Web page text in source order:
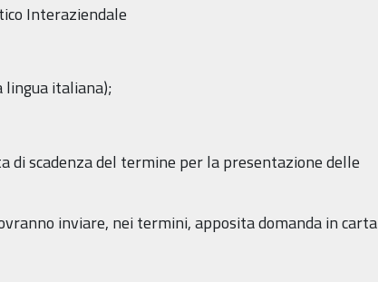
Interaziendale
lingua italiana);
di scadenza del termine per la presentazione delle
inviare, nei termini, apposita domanda in carta